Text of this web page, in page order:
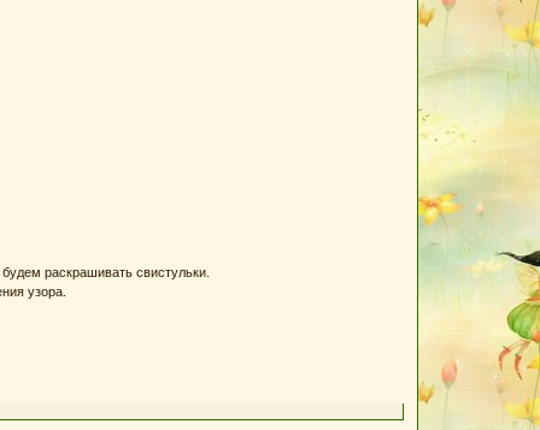
раскрашивать свистульки.
узора.